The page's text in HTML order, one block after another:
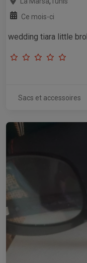
Ce mois-ci
wedding tiara little
Sacs et accessoires